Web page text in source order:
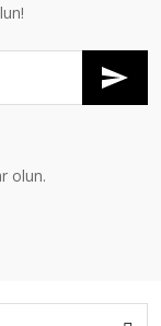
olun.